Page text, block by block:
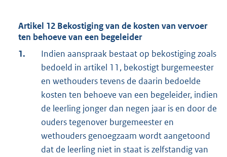
Artikel 12 Bekostiging van de kosten van vervoer
ten behoeve van een begeleider
1.
Indien aanspraak bestaat op bekostiging zoals
bedoeld in artikel 11, bekostigt burgemeester
en wethouders tevens de daarin bedoelde
kosten ten behoeve van een begeleider, indien
de leerling jonger dan negen jaar is en door de
ouders tegenover burgemeester en
wethouders genoegzaam wordt aangetoond
dat de leerling niet in staat is zelfstandig van